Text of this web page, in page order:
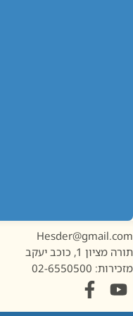
1, כוכב יעקב
02-6550500